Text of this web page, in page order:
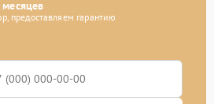
предоставляем гарантию